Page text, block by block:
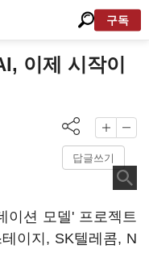
구독
이제 시작이
답글쓰기
이션 모델' 프로젝트
이지, SK텔레콤, N